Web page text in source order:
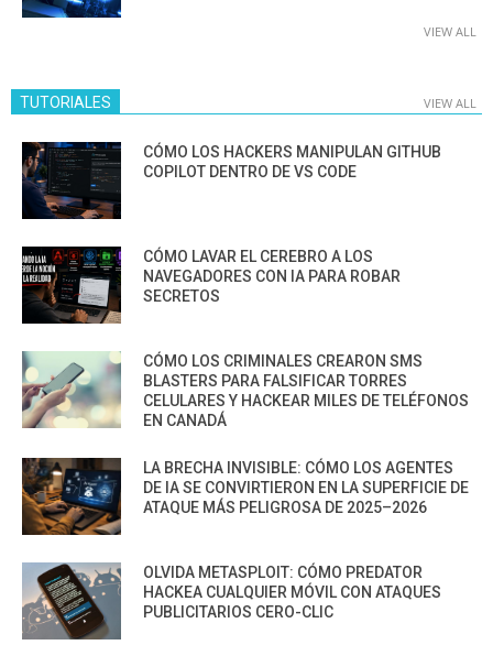
VIEW ALL
TUTORIALES VIEW ALL
CÓMO LOS HACKERS MANIPULAN GITHUB
COPILOT DENTRO DE VS CODE
CÓMO LAVAR EL CEREBRO A LOS
NAVEGADORES CON IA PARA ROBAR
SECRETOS
CÓMO LOS CRIMINALES CREARON SMS
BLASTERS PARA FALSIFICAR TORRES
CELULARES Y HACKEAR MILES DE TELÉFONOS
EN CANADÁ
LA BRECHA INVISIBLE: CÓMO LOS AGENTES
DE IA SE CONVIRTIERON EN LA SUPERFICIE DE
ATAQUE MÁS PELIGROSA DE 2025–2026
OLVIDA METASPLOIT: CÓMO PREDATOR
HACKEA CUALQUIER MÓVIL CON ATAQUES
PUBLICITARIOS CERO-CLIC